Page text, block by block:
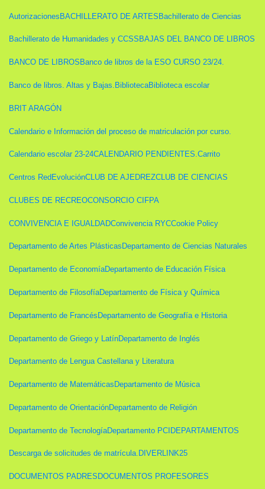
AutorizacionesBACHILLERATO DE ARTESBachillerato de Ciencias
Bachillerato de Humanidades y CCSS BAJAS DEL BANCO DE LIBROS
BANCO DE LIBROS Banco de libros de la ESO CURSO 23/24.
Banco de libros. Altas y Bajas. BibliotecaBiblioteca escolar
BRIT ARAGÓN
Calendario e Información del proceso de matriculación por curso.
Calendario escolar 23-24CALENDARIO PENDIENTES.Carrito
Centros RedEvoluciónCLUB DE AJEDREZCLUB DE CIENCIAS
CLUBES DE RECREOCONSORCIO CIFPA
CONVIVENCIA E IGUALDADConvivencia RYCCookie Policy
Departamento de Artes Plásticas Departamento de Ciencias Naturales
Departamento de EconomíaDepartamento de Educación Física
Departamento de FilosofíaDepartamento de Física y Química
Departamento de Francés Departamento de Geografía e Historia
Departamento de Griego y LatínDepartamento de Inglés
Departamento de Lengua Castellana y Literatura
Departamento de Matemáticas Departamento de Música
Departamento de OrientaciónDepartamento de Religión
Departamento de TecnologíaDepartamento PCIDEPARTAMENTOS
Descarga de solicitudes de matrícula. DIVERLINK25
DOCUMENTOS PADRES DOCUMENTOS PROFESORES